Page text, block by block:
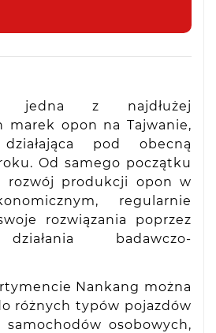
z najdłużej
marek opon na Tajwanie,
pod obecną
Od samego początku
rozwój produkcji opon w
regularnie
rozwiązania poprzez
badawczo-
Nankang można
różnych typów pojazdów
samochodów osobowych,